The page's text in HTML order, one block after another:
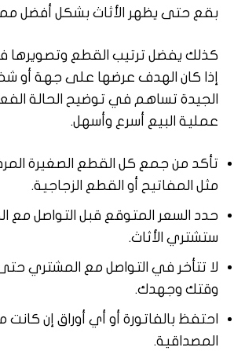
بقع حتى يظهر الأثاث بشكل أفضل
كذلك يفضل ترتيب القطع
إذا كان الهدف عرضها على جهة أو
الجيدة تساهم في توضيح الحالة
عملية البيع أسرع وأسهل.
تأكد من جمع كل القطع الصغيرة
مثل المفاتيح أو القطع الزجاجية.
حدد السعر المتوقع قبل التواصل مع
ستشتري الأثاث.
لا تتأخر في التواصل مع المشتري
وقتك وجهدك.
احتفظ بالفاتورة أو أي أوراق إن كانت
المصداقية.